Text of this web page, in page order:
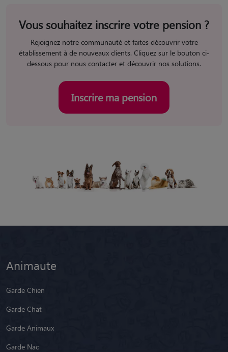
Vous souhaitez inscrire votre pension ?
Rejoignez notre communauté et faites découvrir votre
établissement à de nouveaux clients. Cliquez sur le bouton ci-
dessous pour nous contacter et découvrir nos solutions.
Inscrire ma pension
Animaute
Garde Chien
Garde Chat
Garde Animaux
Garde Nac